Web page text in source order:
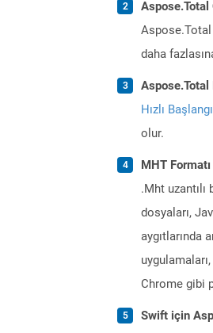
Aspose.Total
Aspose.Total
daha
Hızlı
olur.
MHT
.Mht
dosyaları,
aygıtlarında
Chrome gibi
Swift için